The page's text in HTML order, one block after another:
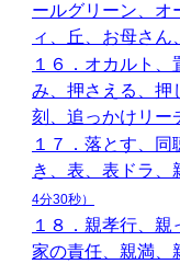
ールグリーン、オ
ィ、丘、お母さ
１６．オカルト
み、押さえる、押
刻、追っかけリ
１７．落とす、同
き、表、表ドラ
4分30秒）
１８．親孝行、
家の責任、親満、